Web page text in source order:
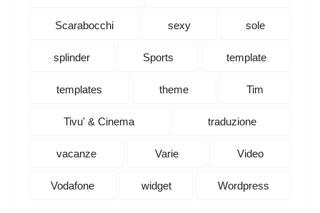
Scarabocchi sexy sole
splinder Sports template
templates theme Tim
Tivu' & Cinema traduzione
vacanze Varie Video
Vodafone widget Wordpress